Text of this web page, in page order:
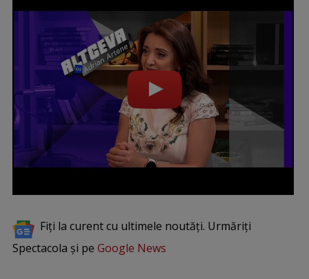
Fiți la curent cu ultimele noutăți. Urmăriți
Spectacola și pe Google News